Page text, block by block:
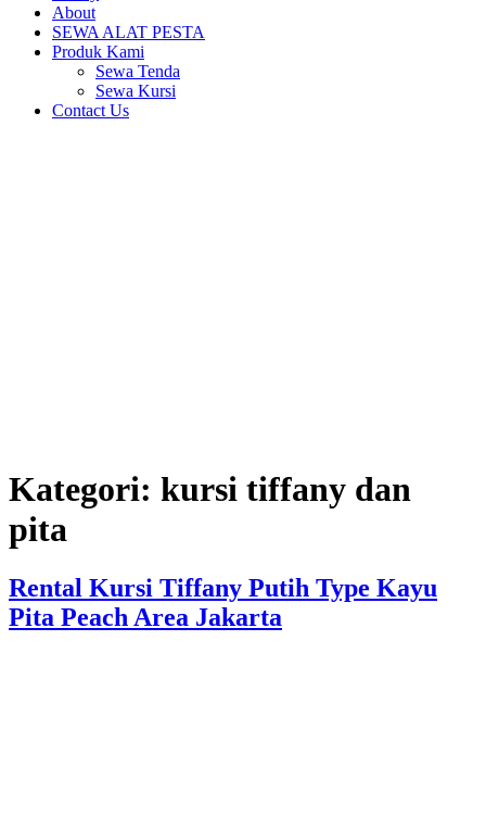
About
SEWA ALAT PESTA
Produk Kami
Sewa Tenda
Sewa Kursi
Contact Us
Kategori: kursi tiffany dan
pita
Rental Kursi Tiffany Putih Type Kayu
Pita Peach Area Jakarta